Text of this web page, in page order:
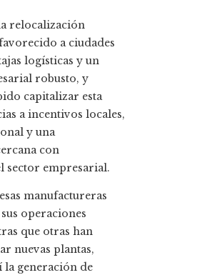
relocalización
a ciudades
logísticas y un
robusto, y
capitalizar esta
a incentivos locales,
y una
con
sector empresarial.
manufactureras
operaciones
que otras han
nuevas plantas,
la generación de